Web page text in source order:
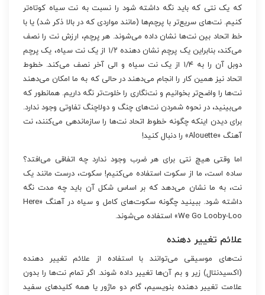
که یک نتی که باید نگه داشته شود را نسبت به نت سیاه کوتاه‌تر
کنیم. نت‌های سریع‌تر با پرچم‌ها (مانند مواردی که در بالا ذکر شد) یا با
خط اتحاد بین نت‌ها نشان داده می‌شوند. هر پرچم، ارزش نت را نصف
می‌کند، بنابراین یک پرچم نشان دهنده ۱/۲ از یک نت سیاه، یک پرچم
دوبل آن را به ۱/۴ از یک نت سیاه و الی آخر نصف می‌کند. خطوط
اتحاد نیز همین کار را انجام می‌دهند در حالی که به ما امکان می‌دهند
نت‌ها را واضح‌تر بخوانیم و نت‌نگاری را خلوت‌تر نگه داریم. همانطور که
می‌بینید، در نحوه شمردن نت‌های چنگ و دولاچنگ تفاوتی وجود ندارد.
برای دیدن اینکه چگونه خطوط اتحاد نت‌ها را سازماندهی می‌کنند، نت
آهنگ «Alouette» را دنبال کنید!
اما وقتی هیچ نتی برای هر ضرب وجود ندارد چه اتفاقی می‌افتد؟
ساده است، ما از سکوت استفاده می‌کنیم! سکوت، درست مانند یک
نت، به ما نشان می‌دهد که بر اساس شکل آن باید چه مدت نگه
داشته شود. ببینید چگونه سکوت‌های کامل و سیاه در آهنگ «Here
We Go Looby-Loo» استفاده می‌شوند.
علائم تغییر دهنده
نت‌های موسیقی می‌توانند با استفاده از علائم تغییر دهنده
(اکسیدنتال) زیر و بم آن‌ها تغییر داده شوند. اگر تمام نت‌ها را بدون
علامت تغییر دهنده بنویسیم، گام دو ماژور یا همه کلیدهای سفید